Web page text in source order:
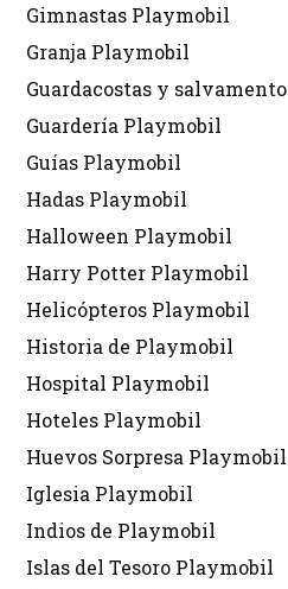
Gimnastas Playmobil
Granja Playmobil
Guardacostas y salvamento
Guardería Playmobil
Guías Playmobil
Hadas Playmobil
Halloween Playmobil
Harry Potter Playmobil
Helicópteros Playmobil
Historia de Playmobil
Hospital Playmobil
Hoteles Playmobil
Huevos Sorpresa Playmobil
Iglesia Playmobil
Indios de Playmobil
Islas del Tesoro Playmobil